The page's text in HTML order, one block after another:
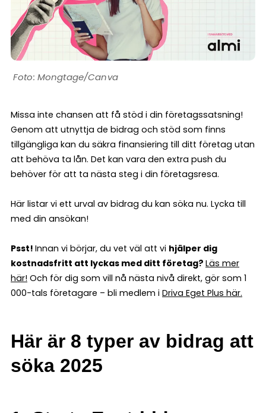
Mongtage/Canva
Missa inte chansen att få stöd i din företagssatsning!
Genom att utnyttja de bidrag och stöd som finns
tillgängliga kan du säkra finansiering till ditt företag utan
att behöva ta lån. Det kan vara den extra push du
behöver för att ta nästa steg i din företagsresa.
Här listar vi ett urval av bidrag du kan söka nu. Lycka till
med din ansökan!
Psst! Innan vi börjar, du vet väl att vi hjälper dig
kostnadsfritt att lyckas med ditt företag? Läs mer
här! Och för dig som vill nå nästa nivå direkt, gör som 1
000-tals företagare – bli medlem i Driva Eget Plus här.
Här är 8 typer av bidrag att
söka 2025